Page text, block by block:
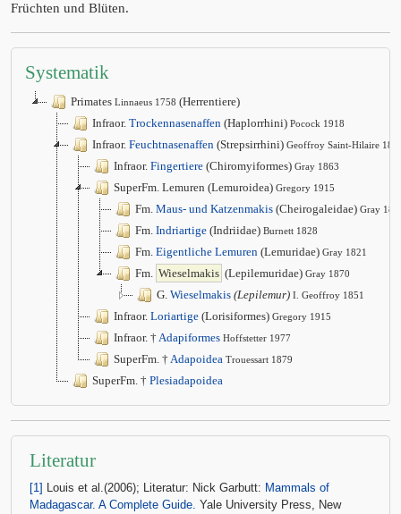
Früchten und Blüten.
Systematik
Primates Linnaeus 1758 (Herrentiere)
Infraor. Trockennasenaffen (Haplorrhini) Pocock 1918
Infraor. Feuchtnasenaffen (Strepsirrhini) Geoffroy Saint-Hilaire
Infraor. Fingertiere (Chiromyiformes) Gray 1863
SuperFm. Lemuren (Lemuroidea) Gregory 1915
Fm. Maus- und Katzenmakis (Cheirogaleidae) Gray
Fm. Indriartige (Indriidae) Burnett 1828
Fm. Eigentliche Lemuren (Lemuridae) Gray 1821
Fm. Wieselmakis (Lepilemuridae) Gray 1870
G. Wieselmakis (Lepilemur) I. Geoffroy 1851
Infraor. Loriartige (Lorisiformes) Gregory 1915
Infraor. † Adapiformes Hoffstetter 1977
SuperFm. † Adapoidea Trouessart 1879
SuperFm. † Plesiadapoidea
Literatur
[1] Louis et al.(2006); Literatur: Nick Garbutt: Mammals of
Madagascar. A Complete Guide. Yale University Press, New